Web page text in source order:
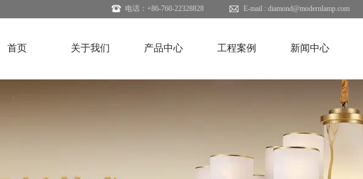
电话：+86-760-22328828 E-mail : diamond@modernlamp.com
首页 关于我们 产品中心 工程案例 新闻中心